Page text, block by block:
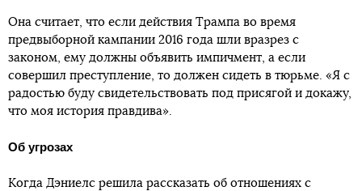
Она считает, что если действия Трампа во время
предвыборной кампании 2016 года шли вразрез с
законом, ему должны объявить импичмент, а если
совершил преступление, то должен сидеть в тюрьме. «Я с
радостью буду свидетельствовать под присягой и докажу,
что моя история правдива».
Об угрозах
Когда Дэниелс решила рассказать об отношениях с